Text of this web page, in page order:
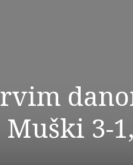
3-